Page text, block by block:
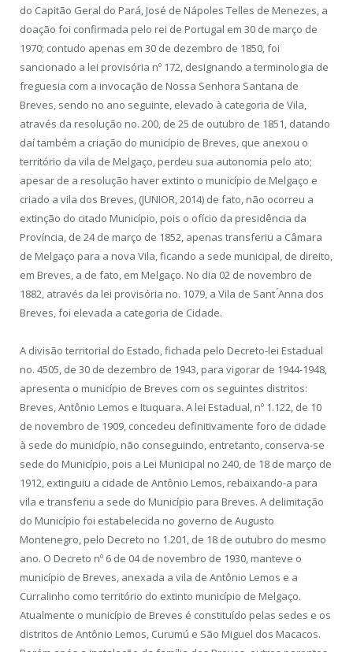
do Capitão Geral do Pará, José de Nápoles Telles de Menezes, a
doação foi confirmada pelo rei de Portugal em 30 de março de
1970; contudo apenas em 30 de dezembro de 1850, foi
sancionado a lei provisória nº 172, designando a terminologia de
freguesia com a invocação de Nossa Senhora Santana de
Breves, sendo no ano seguinte, elevado à categoria de Vila,
através da resolução no. 200, de 25 de outubro de 1851, datando
daí também a criação do município de Breves, que anexou o
território da vila de Melgaço, perdeu sua autonomia pelo ato;
apesar de a resolução haver extinto o município de Melgaço e
criado a vila dos Breves, (JUNIOR, 2014) de fato, não ocorreu a
extinção do citado Município, pois o ofício da presidência da
Província, de 24 de março de 1852, apenas transferiu a Câmara
de Melgaço para a nova Vila, ficando a sede municipal, de direito,
em Breves, a de fato, em Melgaço. No dia 02 de novembro de
1882, através da lei provisória no. 1079, a Vila de Sant ́Anna dos
Breves, foi elevada a categoria de Cidade.
A divisão territorial do Estado, fichada pelo Decreto-lei Estadual
no. 4505, de 30 de dezembro de 1943, para vigorar de 1944-1948,
apresenta o município de Breves com os seguintes distritos:
Breves, Antônio Lemos e Ituquara. A lei Estadual, nº 1.122, de 10
de novembro de 1909, concedeu definitivamente foro de cidade
à sede do município, não conseguindo, entretanto, conserva-se
sede do Município, pois a Lei Municipal no 240, de 18 de março de
1912, extinguiu a cidade de Antônio Lemos, rebaixando-a para
vila e transferiu a sede do Município para Breves. A delimitação
do Município foi estabelecida no governo de Augusto
Montenegro, pelo Decreto no 1.201, de 18 de outubro do mesmo
ano. O Decreto nº 6 de 04 de novembro de 1930, manteve o
município de Breves, anexada a vila de Antônio Lemos e a
Curralinho como território do extinto município de Melgaço.
Atualmente o município de Breves é constituído pelas sedes e os
distritos de Antônio Lemos, Curumú e São Miguel dos Macacos.